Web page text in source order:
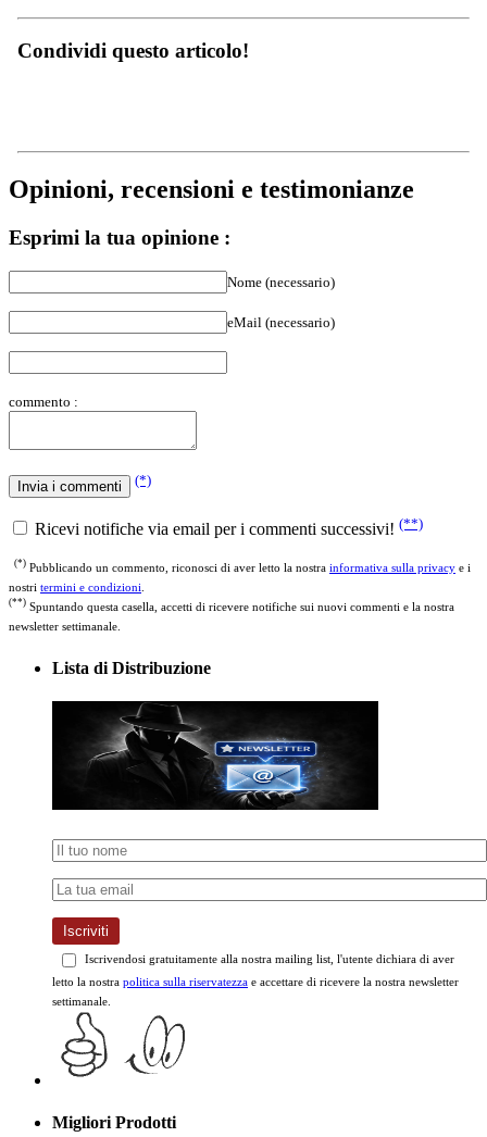
Condividi questo articolo!
Opinioni, recensioni e testimonianze
Esprimi la tua opinione :
Nome (necessario)
eMail (necessario)
commento :
(*)
Ricevi notifiche via email per i commenti successivi! (**)
(*) Pubblicando un commento, riconosci di aver letto la nostra informativa sulla privacy e i
nostri termini e condizioni
(**) Spuntando questa casella, accetti di ricevere notifiche sui nuovi commenti e la nostra
newsletter settimanale.
Lista di Distribuzione
Iscriviti
Iscrivendosi gratuitamente alla nostra mailing list, l'utente dichiara di aver
letto la nostra politica sulla riservatezza e accettare di ricevere la nostra newsletter
settimanale.
Migliori Prodotti